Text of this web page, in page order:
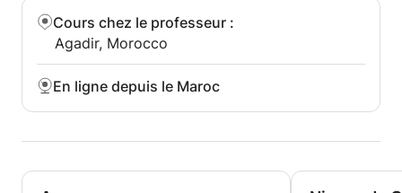
Cours chez le professeur :
Agadir, Morocco
En ligne depuis le Maroc